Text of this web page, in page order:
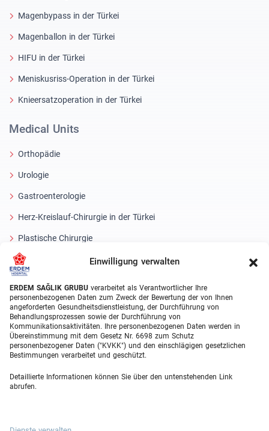
Einwilligung verwalten
ERDEM SAĞLIK GRUBU verarbeitet als Verantwortlicher Ihre
personenbezogenen Daten zum Zweck der Bewertung der von Ihnen
angeforderten Gesundheitsdienstleistung, der Durchführung von
Behandlungsprozessen sowie der Durchführung von
Kommunikationsaktivitäten. Ihre personenbezogenen Daten werden in
Übereinstimmung mit dem Gesetz Nr. 6698 zum Schutz
personenbezogener Daten ("KVKK") und den einschlägigen gesetzlichen
Bestimmungen verarbeitet und geschützt.
Detaillierte Informationen können Sie über den untenstehenden Link
abrufen.
Magenbypass in der Türkei
Magenballon in der Türkei
HIFU in der Türkei
Meniskusriss-Operation in der Türkei
Knieersatzoperation in der Türkei
Medical Units
Orthopädie
Urologie
Gastroenterologie
Herz-Kreislauf-Chirurgie in der Türkei
Plastische Chirurgie
Haartransplantationsbehandlungen
Laser Eye
About Erdem
Über uns
Medizinische Einheiten